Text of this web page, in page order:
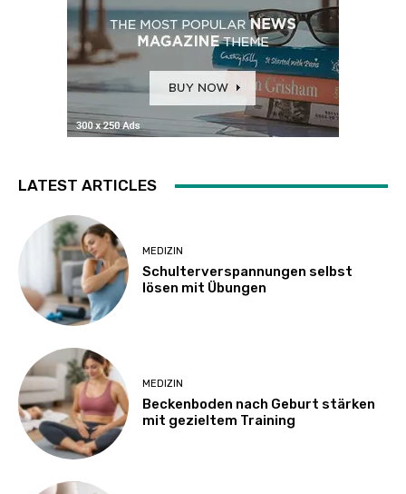
LATEST ARTICLES
MEDIZIN
Schulterverspannungen selbst
lösen mit Übungen
MEDIZIN
Beckenboden nach Geburt stärken
mit gezieltem Training